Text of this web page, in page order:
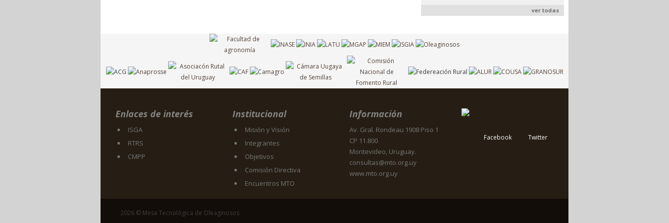
ver todas
Enlaces de interés
ISGA
RTRS
CMPP
Institucional
Misión y Visión
Integrantes
Objetivos
Comisión Directiva
Encuentros MTO
Información
Av. Gral. Rondeau 1908 Piso 1
CP 11.800
Montevideo, Uruguay.
consultas@mto.org.uy
www.mto.org.uy
Facebook Twitter
2026 © Mesa Tecnológica de Oleaginosos